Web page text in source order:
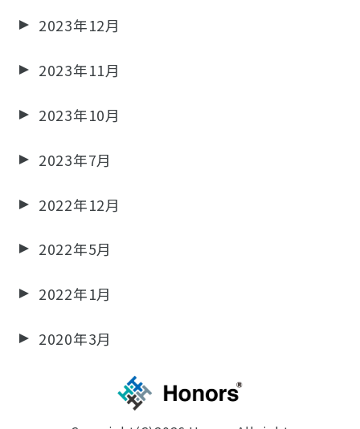
2023年12月
2023年11月
2023年10月
2023年7月
2022年12月
2022年5月
2022年1月
2020年3月